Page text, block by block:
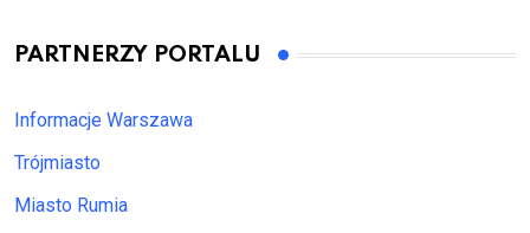
PARTNERZY PORTALU
Informacje Warszawa
Trójmiasto
Miasto Rumia